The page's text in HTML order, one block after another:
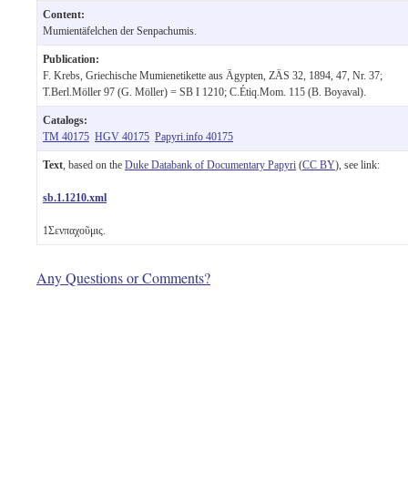
Content:
Mumientäfelchen der Senpachumis.
Publication:
F. Krebs, Griechische Mumienetikette aus Ägypten, ZÄS 32, 1894, 47, Nr. 37;
T.Berl.Möller 97 (G. Möller) = SB I 1210; C.Étiq.Mom. 115 (B. Boyaval).
Catalogs:
TM 40175 HGV 40175 Papyri.info 40175
Text , based on the Duke Databank of Documentary Papyri (CC BY), see link:
sb.1.1210.xml
1Σενπαχοῦμις.
Any Questions or Comments?